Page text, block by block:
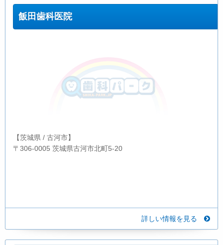
飯田歯科医院
【茨城県 / 古河市】
〒306-0005 茨城県古河市北町5-20
詳しい情報を見る